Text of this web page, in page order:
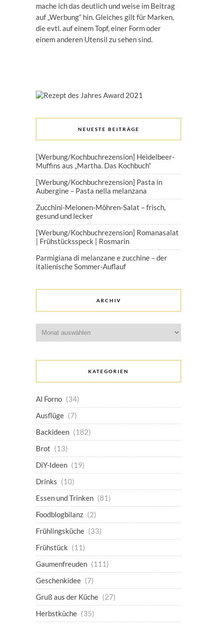
mache ich das deutlich und weise im Beitrag
auf „Werbung“ hin. Gleiches gilt für Marken,
die evtl. auf einem Topf, einer Form oder
einem anderen Utensil zu sehen sind.
NEUESTE BEITRÄGE
[Werbung/Kochbuchrezension] Heidelbeer-
Muffins aus „Martha. Das Kochbuch“
[Werbung/Kochbuchrezension] Pasta in
Aubergine – Pasta nella melanzana
Zucchini-Melonen-Möhren-Salat – frisch,
gesund und lecker
[Werbung/Kochbuchrezension] Romanasalat
| Frühstücksspeck | Rosmarin
Parmigiana di melanzane e zucchine – der
italienische Sommer-Auflauf
ARCHIV
KATEGORIEN
Al Forno (34)
Ausflüge (7)
Backideen (182)
Brot (13)
DiY-Ideen (19)
Drinks (10)
Essen und Trinken (81)
Foodblogbilanz (2)
Frühlingsküche (33)
Frühstück (11)
Gaumenfreuden (111)
Geschenkidee (7)
Gruß aus der Küche (27)
Herbstküche (35)